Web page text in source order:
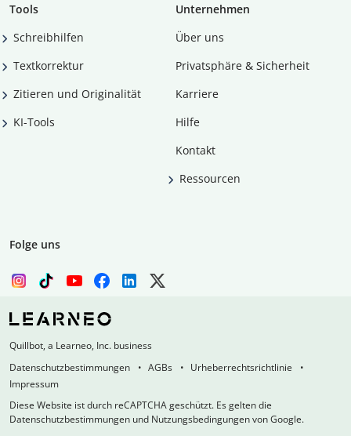
Tools
Schreibhilfen
Textkorrektur
Zitieren und Originalität
KI-Tools
Unternehmen
Über uns
Privatsphäre & Sicherheit
Karriere
Hilfe
Kontakt
Ressourcen
Folge uns
Quillbot, a Learneo, Inc. business
Datenschutzbestimmungen
AGBs
Urheberrechtsrichtlinie
Impressum
Diese Website ist durch reCAPTCHA geschützt. Es gelten die
Datenschutzbestimmungen und Nutzungsbedingungen von Google.